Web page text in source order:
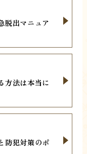
脱出マニュア
方法は本当に
防犯対策のポ